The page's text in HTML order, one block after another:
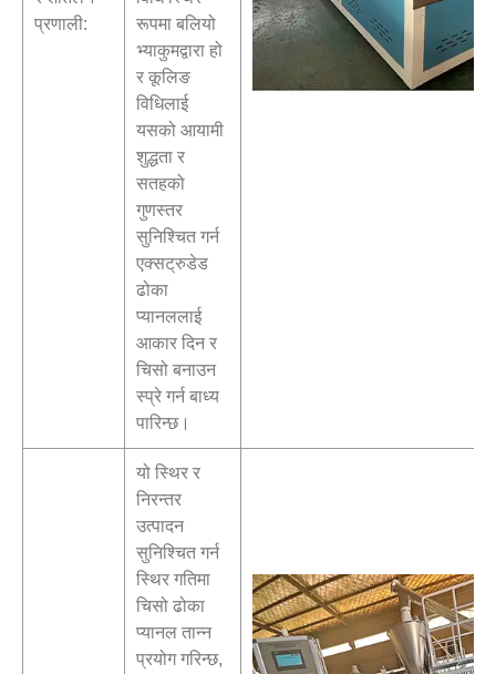
प्रणाली:
रूपमा बलियो
भ्याकुमद्वारा हो
र कूलिङ
विधिलाई
यसको आयामी
शुद्धता र
सतहको
गुणस्तर
सुनिश्चित गर्न
एक्सट्रुडेड
ढोका
प्यानललाई
आकार दिन र
चिसो बनाउन
स्प्रे गर्न बाध्य
पारिन्छ।
यो स्थिर र
निरन्तर
उत्पादन
सुनिश्चित गर्न
स्थिर गतिमा
चिसो ढोका
प्यानल तान्न
प्रयोग गरिन्छ,